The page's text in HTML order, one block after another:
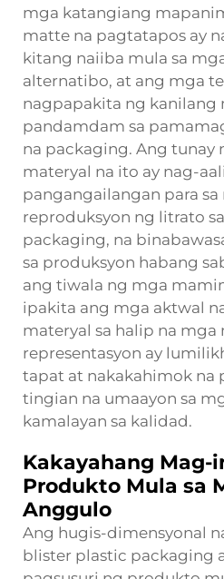
mga katangiang
matte na pagtatapos ay
kitang naiiba mula sa
alternatibo, at ang mga
nagpapakita ng kanilang
pandamdam sa
na packaging. Ang tunay
materyal na ito ay nag-
pangangailangan para sa
reproduksyon ng litrato
packaging, na
sa produksyon habang
ang tiwala ng mga
ipakita ang mga aktwal
materyal sa halip na mga
representasyon ay
tapat at nakakahimok na
tingian na umaayon sa
kamalayan sa kalidad.
Kakayahang Mag-
Produkto Mula sa
Anggulo
Ang hugis-dimensyonal
blister plastic packaging